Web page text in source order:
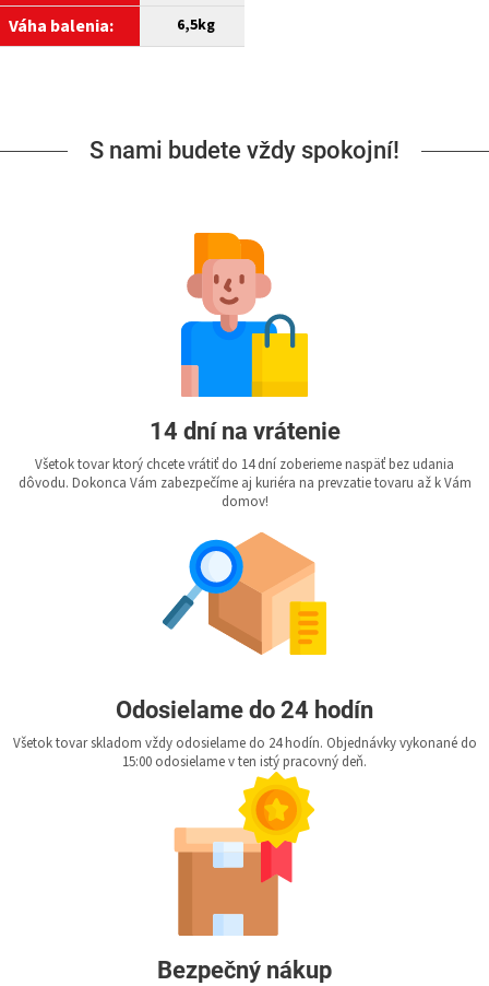
Váha balenia: 6,5kg
S nami budete vždy spokojní!
14 dní na vrátenie
Všetok tovar ktorý chcete vrátiť do 14 dní zoberieme naspäť bez udania
dôvodu. Dokonca Vám zabezpečíme aj kuriéra na prevzatie tovaru až k Vám
domov!
Odosielame do 24 hodín
Všetok tovar skladom vždy odosielame do 24 hodín. Objednávky vykonané do
15:00 odosielame v ten istý pracovný deň.
Bezpečný nákup